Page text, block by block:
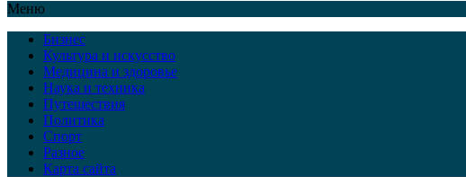
Меню
Бизнес
Культура и искусство
Медицина и здоровье
Наука и техника
Путешествия
Политика
Спорт
Разное
Карта сайта